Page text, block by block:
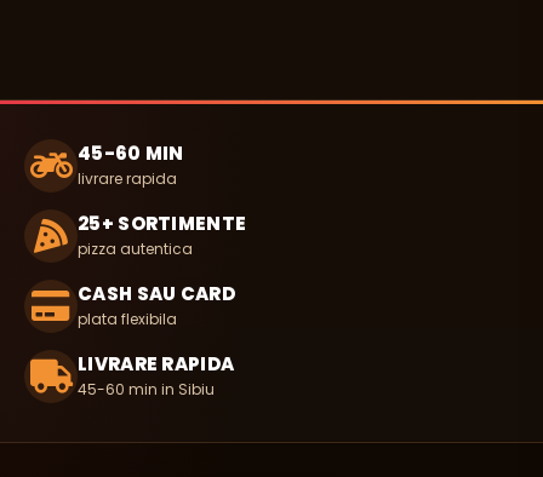
45-60 MIN
livrare rapida
25+ SORTIMENTE
pizza autentica
CASH SAU CARD
plata flexibila
LIVRARE RAPIDA
45-60 min in Sibiu